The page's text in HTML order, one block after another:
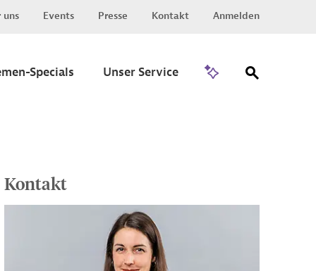
uns Events Presse Kontakt Anmelden
Specials Unser Service
Kontakt